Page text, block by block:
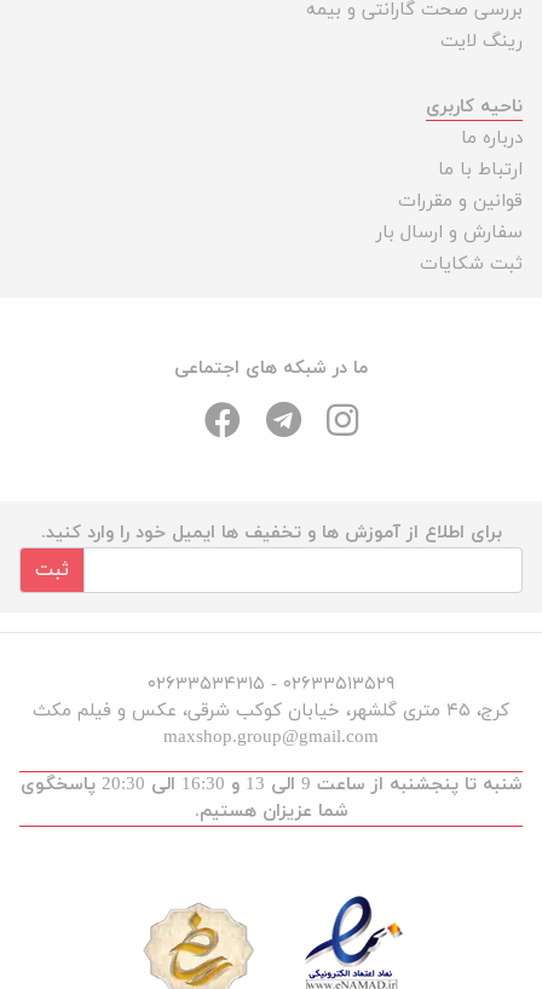
بررسی صحت گارانتی و بیمه
رینگ لایت
ناحیه کاربری
درباره ما
ارتباط با ما
قوانین و مقررات
سفارش و ارسال بار
ثبت شکایات
ما در شبکه های اجتماعی
برای اطلاع از آموزش ها و تخفیف ها ایمیل خود را وارد کنید.
ثبت
۰۲۶۳۳۵۱۳۵۲۹ - ۰۲۶۳۳۵۳۴۳۱۵
کرج، ۴۵ متری گلشهر، خیابان کوکب شرقی، عکس و فیلم مکث
maxshop.group@gmail.com
شنبه تا پنجشنبه از ساعت 9 الی 13 و 16:30 الی 20:30 پاسخگوی
شما عزیزان هستیم.